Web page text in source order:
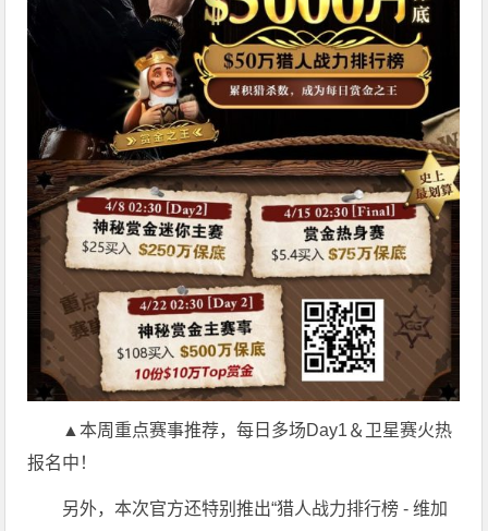
▲本周重点赛事推荐，每日多场Day1＆卫星赛火热
报名中！
另外，本次官方还特别推出“猎人战力排行榜 - 维加